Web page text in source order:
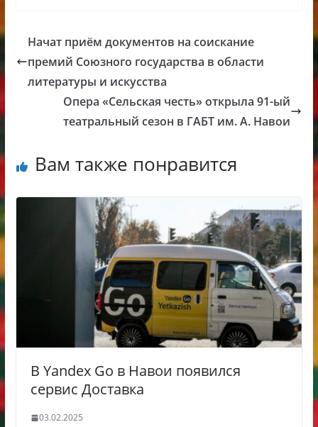
Начат приём документов на соискание
премий Союзного государства в области
литературы и искусства
Опера «Сельская честь» открыла 91-ый
театральный сезон в ГАБТ им. А. Навои
Вам также понравится
В Yandex Go в Навои появился
сервис Доставка
03.02.2025